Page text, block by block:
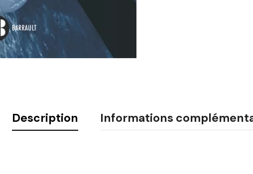
Description Informations